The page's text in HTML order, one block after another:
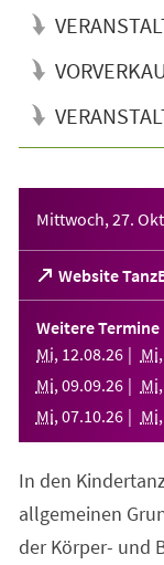
Mittwoch, 27.
Website
(Öffnet
in
einem
neuen
Tab)
Weitere Termine
Mi, 12.08.26 Mi,
Mi, 09.09.26 Mi,
Mi, 07.10.26 Mi,
In den
allgemeinen
der Körper- und